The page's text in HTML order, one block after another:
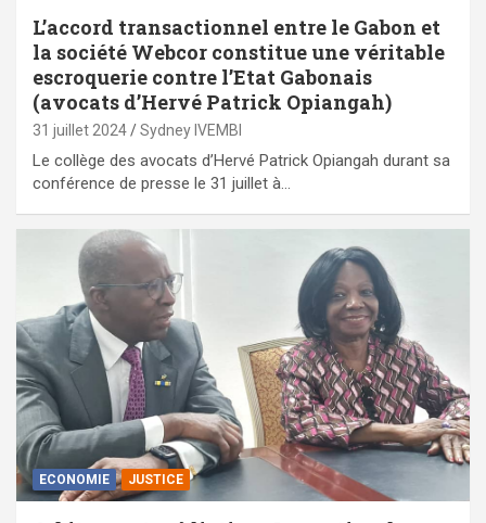
L’accord transactionnel entre le Gabon et
la société Webcor constitue une véritable
escroquerie contre l’Etat Gabonais
(avocats d’Hervé Patrick Opiangah)
31 juillet 2024 Sydney IVEMBI
Le collège des avocats d’Hervé Patrick Opiangah durant sa
conférence de presse le 31 juillet à…
ECONOMIE JUSTICE